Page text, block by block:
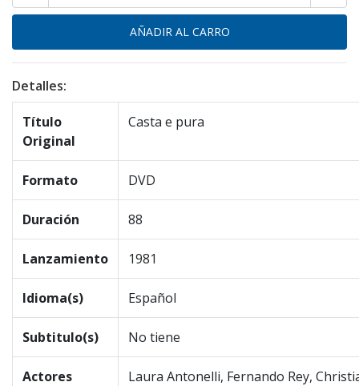
Detalles:
Título
Original
Casta e pura
Formato DVD
Duración 88
Lanzamiento 1981
Idioma(s) Español
Subtitulo(s) No tiene
Actores
Laura Antonelli, Fernando Rey,